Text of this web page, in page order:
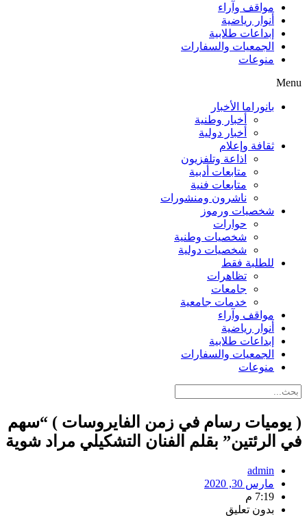
مواقف وآراء
أنوار رياضية
إبداعات طلابية
الجمعيات والسفارات
منوعات
Menu
بانوراما الأخبار
أخبار وطنية
أخبار دولية
ثقافة وإعلام
اذاعة وتلفزيون
متابعات أدبية
متابعات فنية
ناشرون ومنشورات
شخصيات ورموز
حوارات
شخصيات وطنية
شخصيات دولية
للطلبة فقط
تظاهرات
جامعات
خدمات جامعية
مواقف وآراء
أنوار رياضية
إبداعات طلابية
الجمعيات والسفارات
منوعات
( يوميات رسام في زمن الفايروسات ) “سهم
في الرئتين” بقلم الفنان التشكيلي مراد شوية
admin
مارس 30, 2020
7:19 م
بدون تعليق